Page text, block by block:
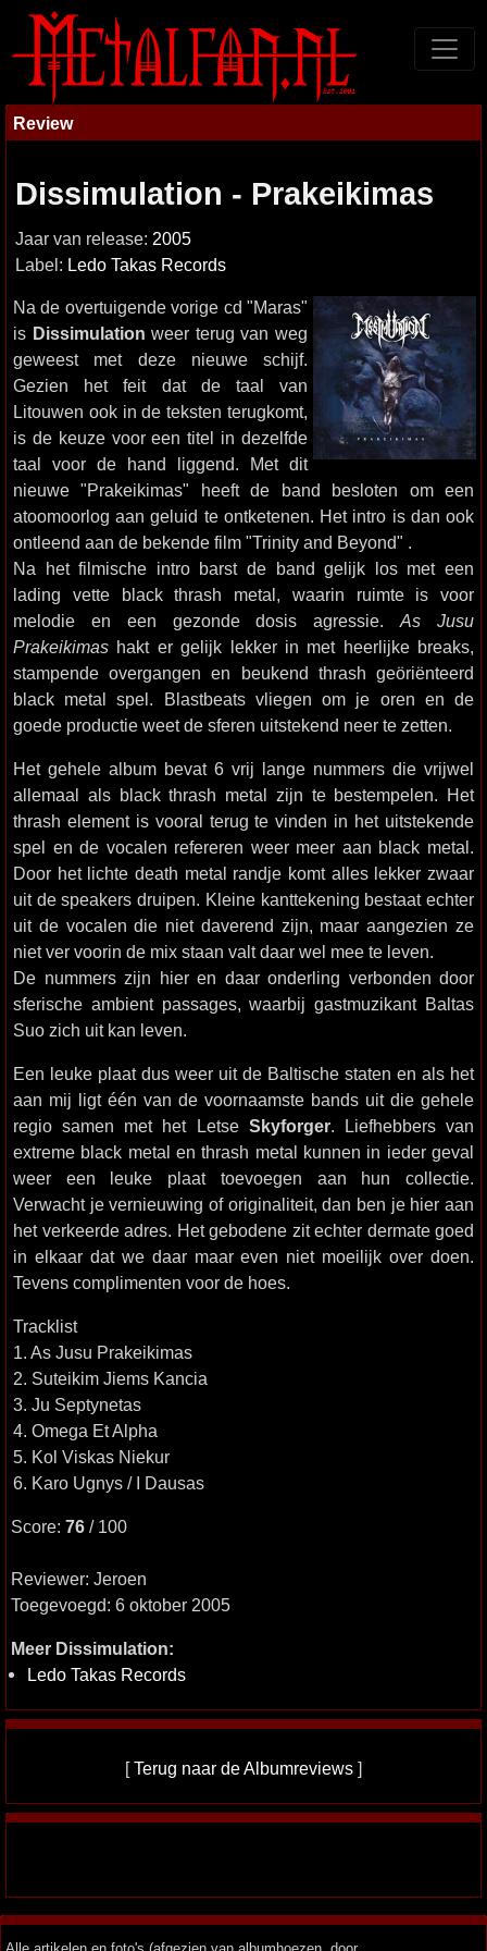
Review
Dissimulation - Prakeikimas
Jaar van release: 2005
Label: Ledo Takas Records
Na de overtuigende vorige cd "Maras"
is Dissimulation weer terug van weg
geweest met deze nieuwe schijf.
Gezien het feit dat de taal van
Litouwen ook in de teksten terugkomt,
is de keuze voor een titel in dezelfde
taal voor de hand liggend. Met dit
nieuwe "Prakeikimas" heeft de band besloten om een
atoomoorlog aan geluid te ontketenen. Het intro is dan ook
ontleend aan de bekende film "Trinity and Beyond" .
Na het filmische intro barst de band gelijk los met een
lading vette black thrash metal, waarin ruimte is voor
melodie en een gezonde dosis agressie.As Jusu
Prakeikimas hakt er gelijk lekker in met heerlijke breaks,
stampende overgangen en beukend thrash geöriënteerd
black metal spel. Blastbeats vliegen om je oren en de
goede productie weet de sferen uitstekend neer te zetten.
Het gehele album bevat 6 vrij lange nummers die vrijwel
allemaal als black thrash metal zijn te bestempelen. Het
thrash element is vooral terug te vinden in het uitstekende
spel en de vocalen refereren weer meer aan black metal.
Door het lichte death metal randje komt alles lekker zwaar
uit de speakers druipen. Kleine kanttekening bestaat echter
uit de vocalen die niet daverend zijn, maar aangezien ze
niet ver voorin de mix staan valt daar wel mee te leven.
De nummers zijn hier en daar onderling verbonden door
sferische ambient passages, waarbij gastmuzikant Baltas
Suo zich uit kan leven.
Een leuke plaat dus weer uit de Baltische staten en als het
aan mij ligt één van de voornaamste bands uit die gehele
regio samen met het Letse Skyforger. Liefhebbers van
extreme black metal en thrash metal kunnen in ieder geval
weer een leuke plaat toevoegen aan hun collectie.
Verwacht je vernieuwing of originaliteit, dan ben je hier aan
het verkeerde adres. Het gebodene zit echter dermate goed
in elkaar dat we daar maar even niet moeilijk over doen.
Tevens complimenten voor de hoes.
Tracklist
1. As Jusu Prakeikimas
2. Suteikim Jiems Kancia
3. Ju Septynetas
4. Omega Et Alpha
5. Kol Viskas Niekur
6. Karo Ugnys / I Dausas
Score: 76 / 100
Reviewer: Jeroen
Toegevoegd: 6 oktober 2005
Meer Dissimulation:
Ledo Takas Records
[Terug naar de Albumreviews ]